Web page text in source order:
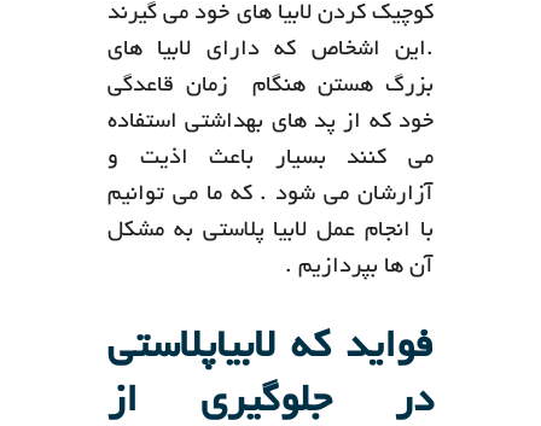
کوچیک کردن لابیا های خود می گیرند
.این اشخاص که دارای لابیا های
بزرگ هستن هنگام زمان قاعدگی
خود که از پد های بهداشتی استفاده
می کنند بسیار باعث اذیت و
آزارشان می شود . که ما می توانیم
با انجام عمل لابیا پلاستی به مشکل
آن ها بپردازیم .
فواید که لابیاپلاستی
در جلوگیری از